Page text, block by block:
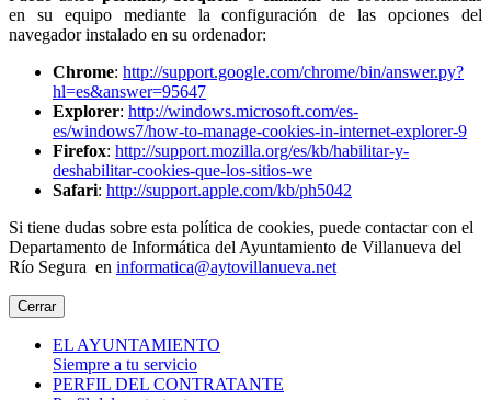
en su equipo mediante la configuración de las opciones del
navegador instalado en su ordenador:
Chrome: http://support.google.com/chrome/bin/answer.py?
hl=es&answer=95647
Explorer: http://windows.microsoft.com/es-
es/windows7/how-to-manage-cookies-in-internet-explorer-9
Firefox: http://support.mozilla.org/es/kb/habilitar-y-
deshabilitar-cookies-que-los-sitios-we
Safari: http://support.apple.com/kb/ph5042
Si tiene dudas sobre esta política de cookies, puede contactar con el
Departamento de Informática del Ayuntamiento de Villanueva del
Río Segura en informatica@aytovillanueva.net
Cerrar
EL AYUNTAMIENTO
Siempre a tu servicio
PERFIL DEL CONTRATANTE